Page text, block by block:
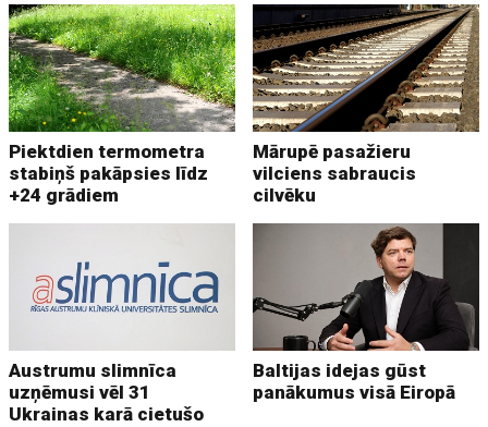
Piektdien termometra
stabiņš pakāpsies līdz
+24 grādiem
Mārupē pasažieru
vilciens sabraucis
cilvēku
Austrumu slimnīca
uzņēmusi vēl 31
Ukrainas karā cietušo
Baltijas idejas gūst
panākumus visā Eiropā